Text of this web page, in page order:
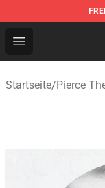
Open menu
Pierce The
Startseite/Pierce